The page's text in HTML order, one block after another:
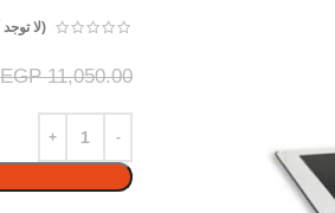
(لا
EGP11,050.00